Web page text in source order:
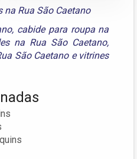
Rua São Caetano
, cabide para roupa na
na Rua São Caetano,
São Caetanoe vitrines